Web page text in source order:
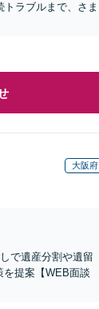
ラブルまで、さま
大阪府
で遺産分割や遺留
提案【WEB面談